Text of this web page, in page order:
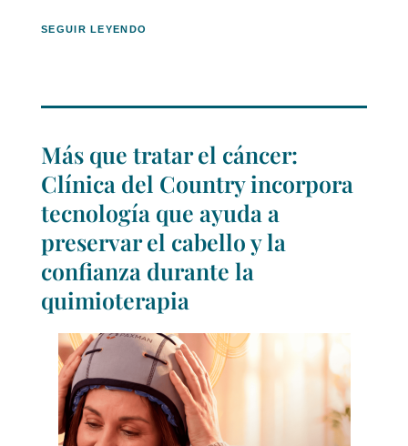
SEGUIR LEYENDO
Más que tratar el cáncer:
Clínica del Country incorpora
tecnología que ayuda a
preservar el cabello y la
confianza durante la
quimioterapia